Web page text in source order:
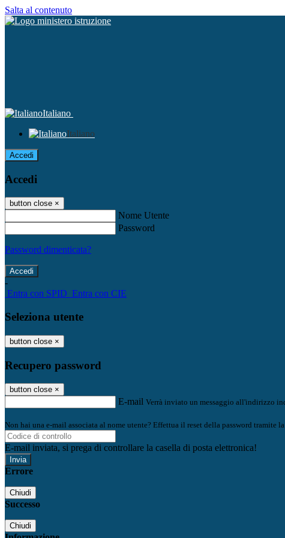
Salta al contenuto
Italiano
Italiano
Accedi
Accedi
button close ×
Nome Utente
Password
Password dimenticata?
-
Entra con SPID Entra con CIE
Seleziona utente
button close ×
Recupero password
button close ×
E-mail Verrà inviato un messaggio all'indirizzo
Non hai una e-mail associata al nome utente? Effettua il reset della password tramite la
E-mail inviata, si prega di controllare la casella di posta elettronica!
Errore
Chiudi
Successo
Chiudi